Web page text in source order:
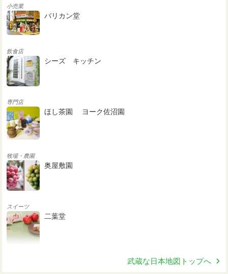
小売業
バリカン堂
飲食店
シーズ キッチン
専門店
ほし茶園 ヨーク佐沼園
牧場・農園
奥屋敷園
スイーツ
二葉堂
武蔵な日本地図トップへ